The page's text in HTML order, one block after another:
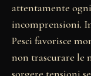
attentamente
incomprensioni.
Pesci favorisce
non trascurare le